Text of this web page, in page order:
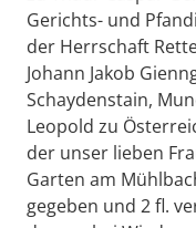
Gerichts- und
der Herrschaft
Johann Jakob
Schaydenstain,
Leopold zu
der unser lieben
Garten am
gegeben und 2 fl.